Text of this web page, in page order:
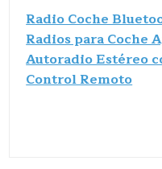
Radio Coche
Radios para Coche
Autoradio Estéreo
Control Remoto